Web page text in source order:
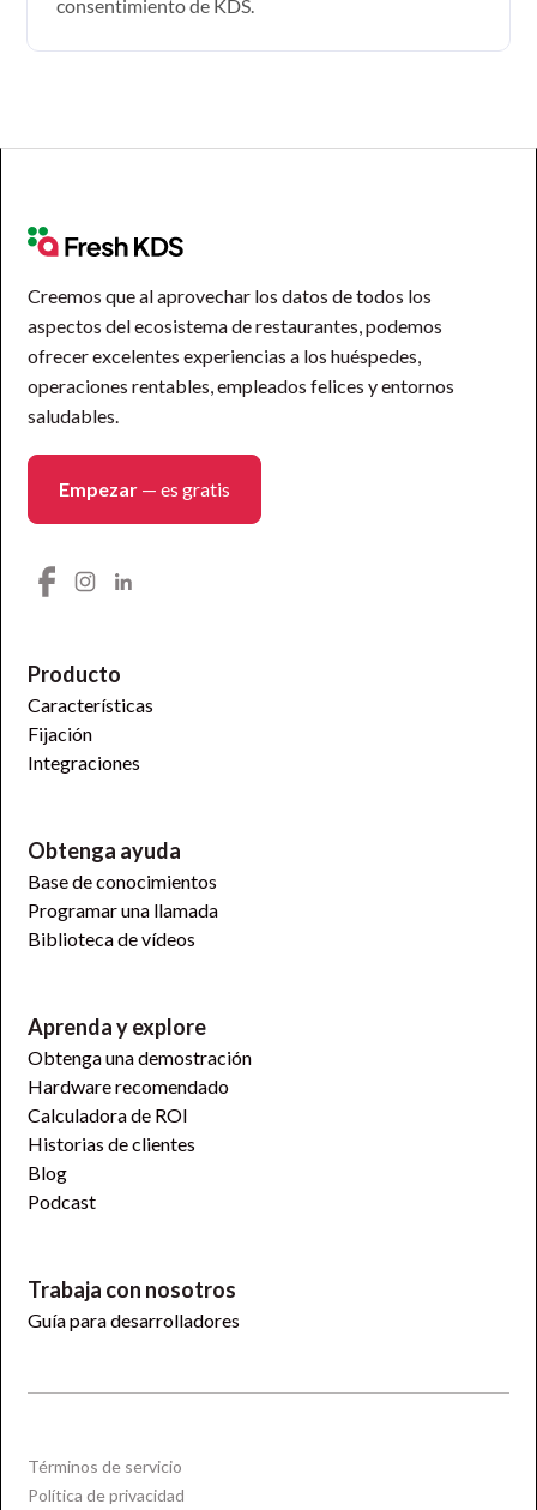
consentimiento de KDS
Creemos que al aprovechar los datos de todos los
aspectos del ecosistema de restaurantes, podemos
ofrecer excelentes experiencias a los huéspedes,
operaciones rentables, empleados felices y entornos
saludables.
Empezar — es gratis
Producto
Características
Fijación
Integraciones
Obtenga ayuda
Base de conocimientos
Programar una llamada
Biblioteca de vídeos
Aprenda y explore
Obtenga una demostración
Hardware recomendado
Calculadora de ROI
Historias de clientes
Blog
Podcast
Trabaja con nosotros
Guía para desarrolladores
Términos de servicio
Política de privacidad